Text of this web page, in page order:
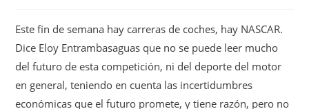
Este fin de semana hay carreras de coches, hay NASCAR.
Dice Eloy Entrambasaguas que no se puede leer mucho
del futuro de esta competición, ni del deporte del motor
en general, teniendo en cuenta las incertidumbres
económicas que el futuro promete, y tiene razón, pero no